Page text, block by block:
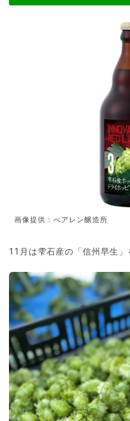
画像提供：べアレン醸造所
11月は雫石産の「信州早生」